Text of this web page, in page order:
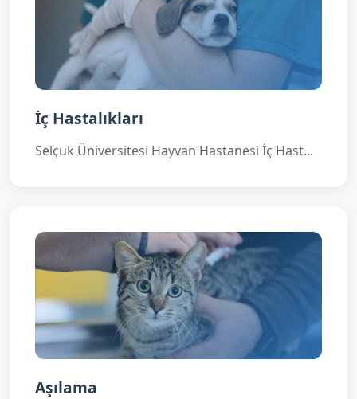
İç Hastalıkları
Selçuk Üniversitesi Hayvan Hastanesi İç Hast...
Aşılama